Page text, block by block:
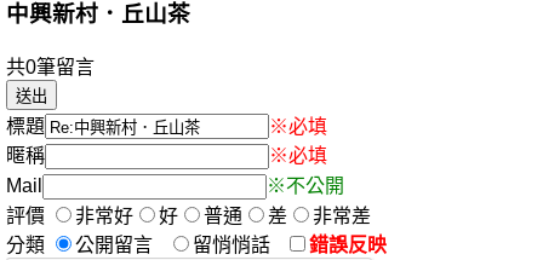
中興新村．丘山茶
共0筆留言
標題
※必填
暱稱
※必填
Mail
※不公開
評價
非常好 好 普通 差
非常差
分類
公開留言 留悄悄話 錯誤反映